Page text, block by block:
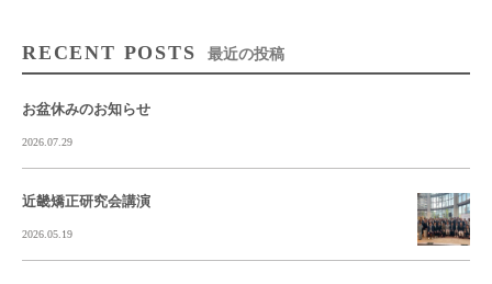
RECENT POSTS 最近の投稿
お盆休みのお知らせ
2026.07.29
近畿矯正研究会講演
2026.05.19